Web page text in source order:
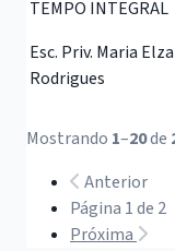
TEMPO INTEGRAL
Esc. Priv. Maria Elza
Rodrigues
Mostrando 1–20de
Anterior
Página 1 de 2
Próxima